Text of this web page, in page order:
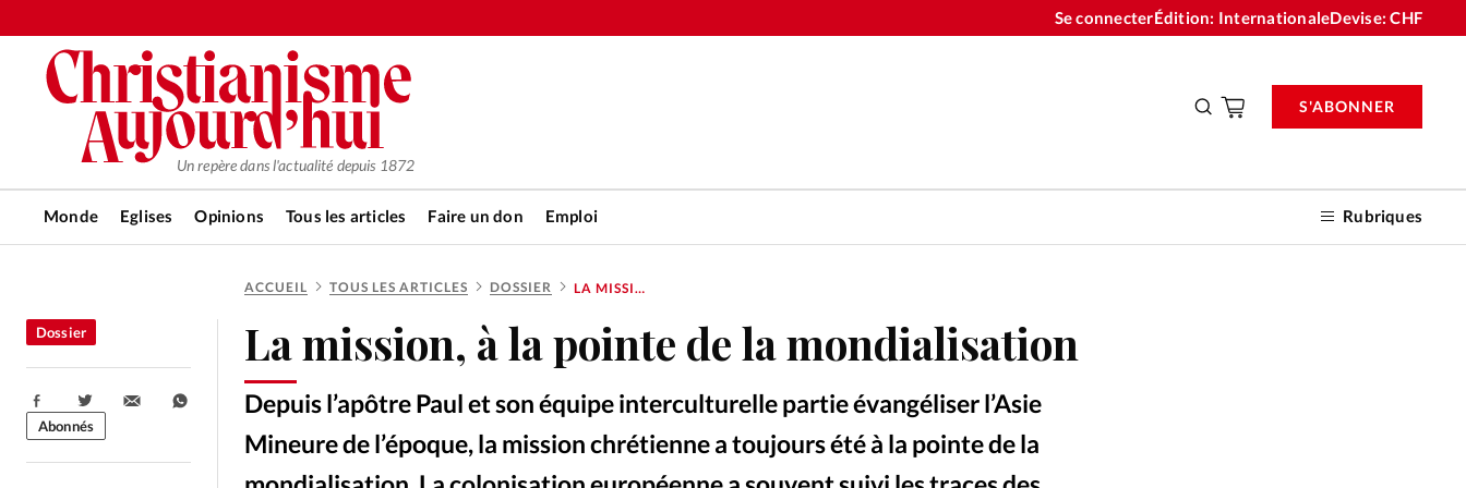
Se connecterÉdition: InternationaleDevise:CHF
Un repère dans l'actualité depuis 1872
Monde Eglises Opinions Tous les articles Faire un don Emploi Rubriques
S'ABONNER
RUBRIQUES
Tous les articles
Actualité chrétienne
Actualité internationale
Chronique
Les abonnements
Faire un don
ACCUEIL TOUS LES ARTICLES DOSSIER LA MISSION, À LA POINTE DE LA MONDIALISATION
La mission, à la pointe de la mondialisation
Depuis l’apôtre Paul et son équipe interculturelle partie évangéliser l’Asie
Mineure de l’époque, la mission chrétienne a toujours été à la pointe de la
Dossier
Partager:
Abonnés